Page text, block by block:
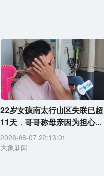
22岁女孩南太行山区失联已超
11天，哥哥称母亲因为担心...
2026-08-07 22:13:01
大象新闻